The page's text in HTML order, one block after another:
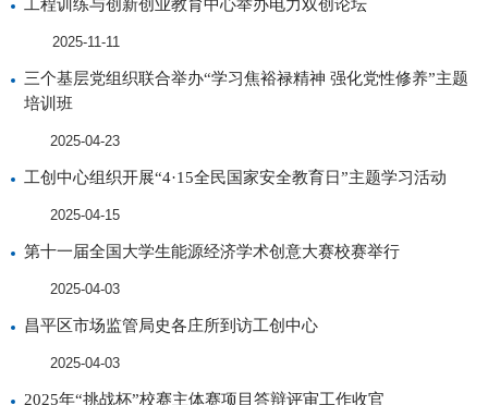
工程训练与创新创业教育中心举办电力双创论坛
2025-11-11
三个基层党组织联合举办“学习焦裕禄精神 强化党性修养”主题
培训班
2025-04-23
工创中心组织开展“4·15全民国家安全教育日”主题学习活动
2025-04-15
第十一届全国大学生能源经济学术创意大赛校赛举行
2025-04-03
昌平区市场监管局史各庄所到访工创中心
2025-04-03
2025年“挑战杯”校赛主体赛项目答辩评审工作收官